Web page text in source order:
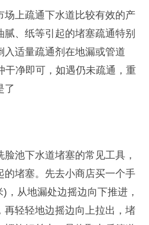
上疏通下水道比较有效的产
、纸等引起的堵塞疏通特别
入适量疏通剂在地漏或管道
干净即可，如遇仍未疏通，重
了
池下水道堵塞的常见工具，
的堵塞。先去小商店买一个手
，从地漏处边摇边向下推进，
再轻轻地边摇边向上拉出，堵